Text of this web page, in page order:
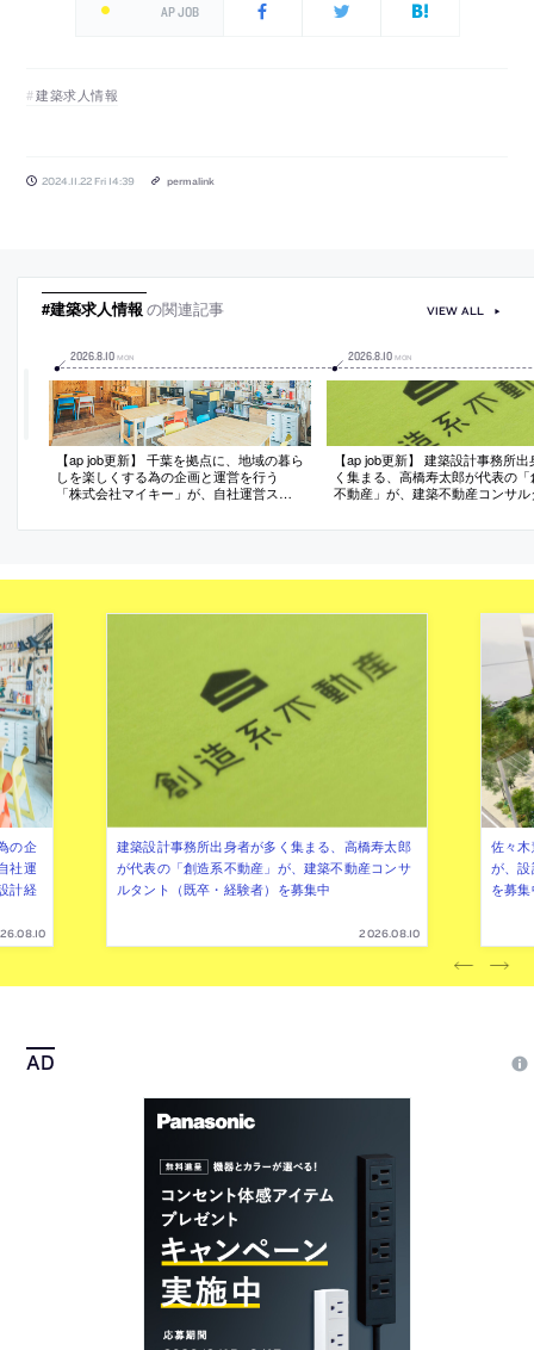
AP JOB
建築求人情報
2024.11.22 Fri 14:39 permalink
#建築求人情報 の関連記事
2026.8.10 MON
【ap job更新】 千葉を拠点に、地域の暮ら
しを楽しくする為の企画と運営を行う
「株式会社マイキー」が、自社運営スペ
経験者も歓迎）を募集中
2026.8.10 MON
【ap job更新】 建築設計事務所
く集まる、高橋寿太郎が代表の
不動産」が、建築不動産コンサル
VIEW ALL
の企
社運
計経
建築設計事務所出身者が多く集まる、高橋寿太郎
が代表の「創造系不動産」が、建築不動産コンサ
ルタント（既卒・経験者）を募集中
2026.08.10
佐々
が、
を募